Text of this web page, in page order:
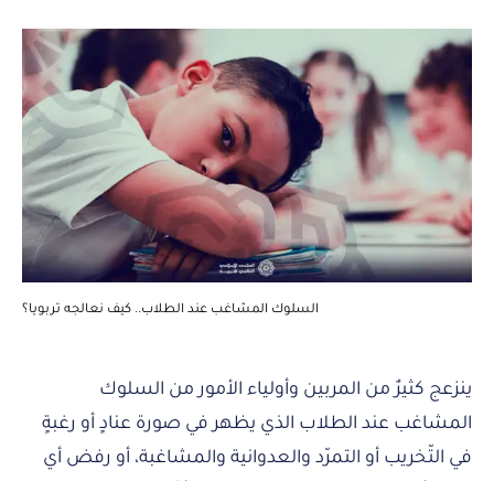
السلوك المشاغب عند الطلاب.. كيف نعالجه تربويا؟
ينزعج كثيرٌ من المربين وأولياء الأمور من السلوك
المشاغب عند الطلاب الذي يظهر في صورة عنادٍ أو رغبةٍ
في التّخريب أو التمرّد والعدوانية والمشاغبة، أو رفض أي